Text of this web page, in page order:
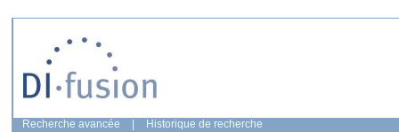
Recherche avancée Historique de recherche